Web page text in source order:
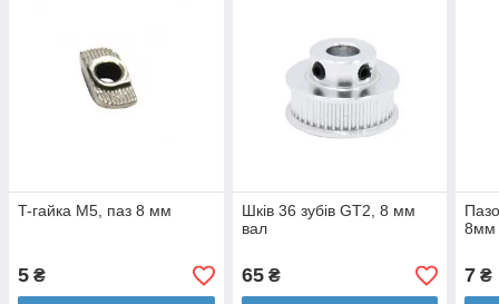
T-гайка М5, паз 8 мм
5 ₴
Шків 36 зубів GT2, 8 мм
вал
65₴
8мм
7 ₴